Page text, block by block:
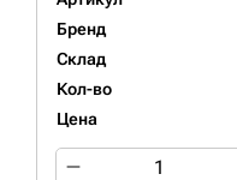
Бренд
Склад
Кол-во
Цена